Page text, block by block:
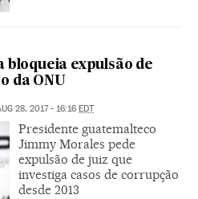
bloqueia expulsão de
da ONU
28, 2017 - 16:16 EDT
Presidente guatemalteco
Jimmy Morales pede
expulsão de juiz que
investiga casos de corrupção
desde 2013